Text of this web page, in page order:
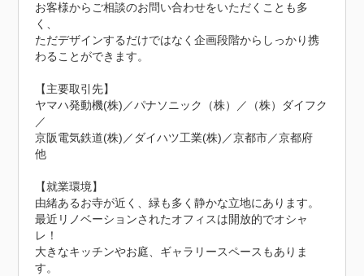
お客様からご相談のお問い合わせをいただくことも多
く、
ただデザインするだけではなく企画段階からしっかり携
わることができます。
【主要取引先】
ヤマハ発動機(株)／パナソニック（株）／（株）ダイフク
／
京阪電気鉄道(株)／ダイハツ工業(株)／京都市／京都府
他
【就業環境】
由緒あるお寺が近く、緑も多く静かな立地にあります。
最近リノベーションされたオフィスは開放的でオシャ
レ！
大きなキッチンやお庭、ギャラリースペースもありま
す。